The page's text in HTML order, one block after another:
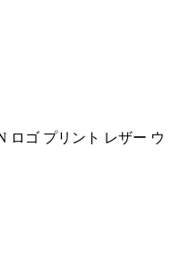
ロゴ プリント レザー ウ